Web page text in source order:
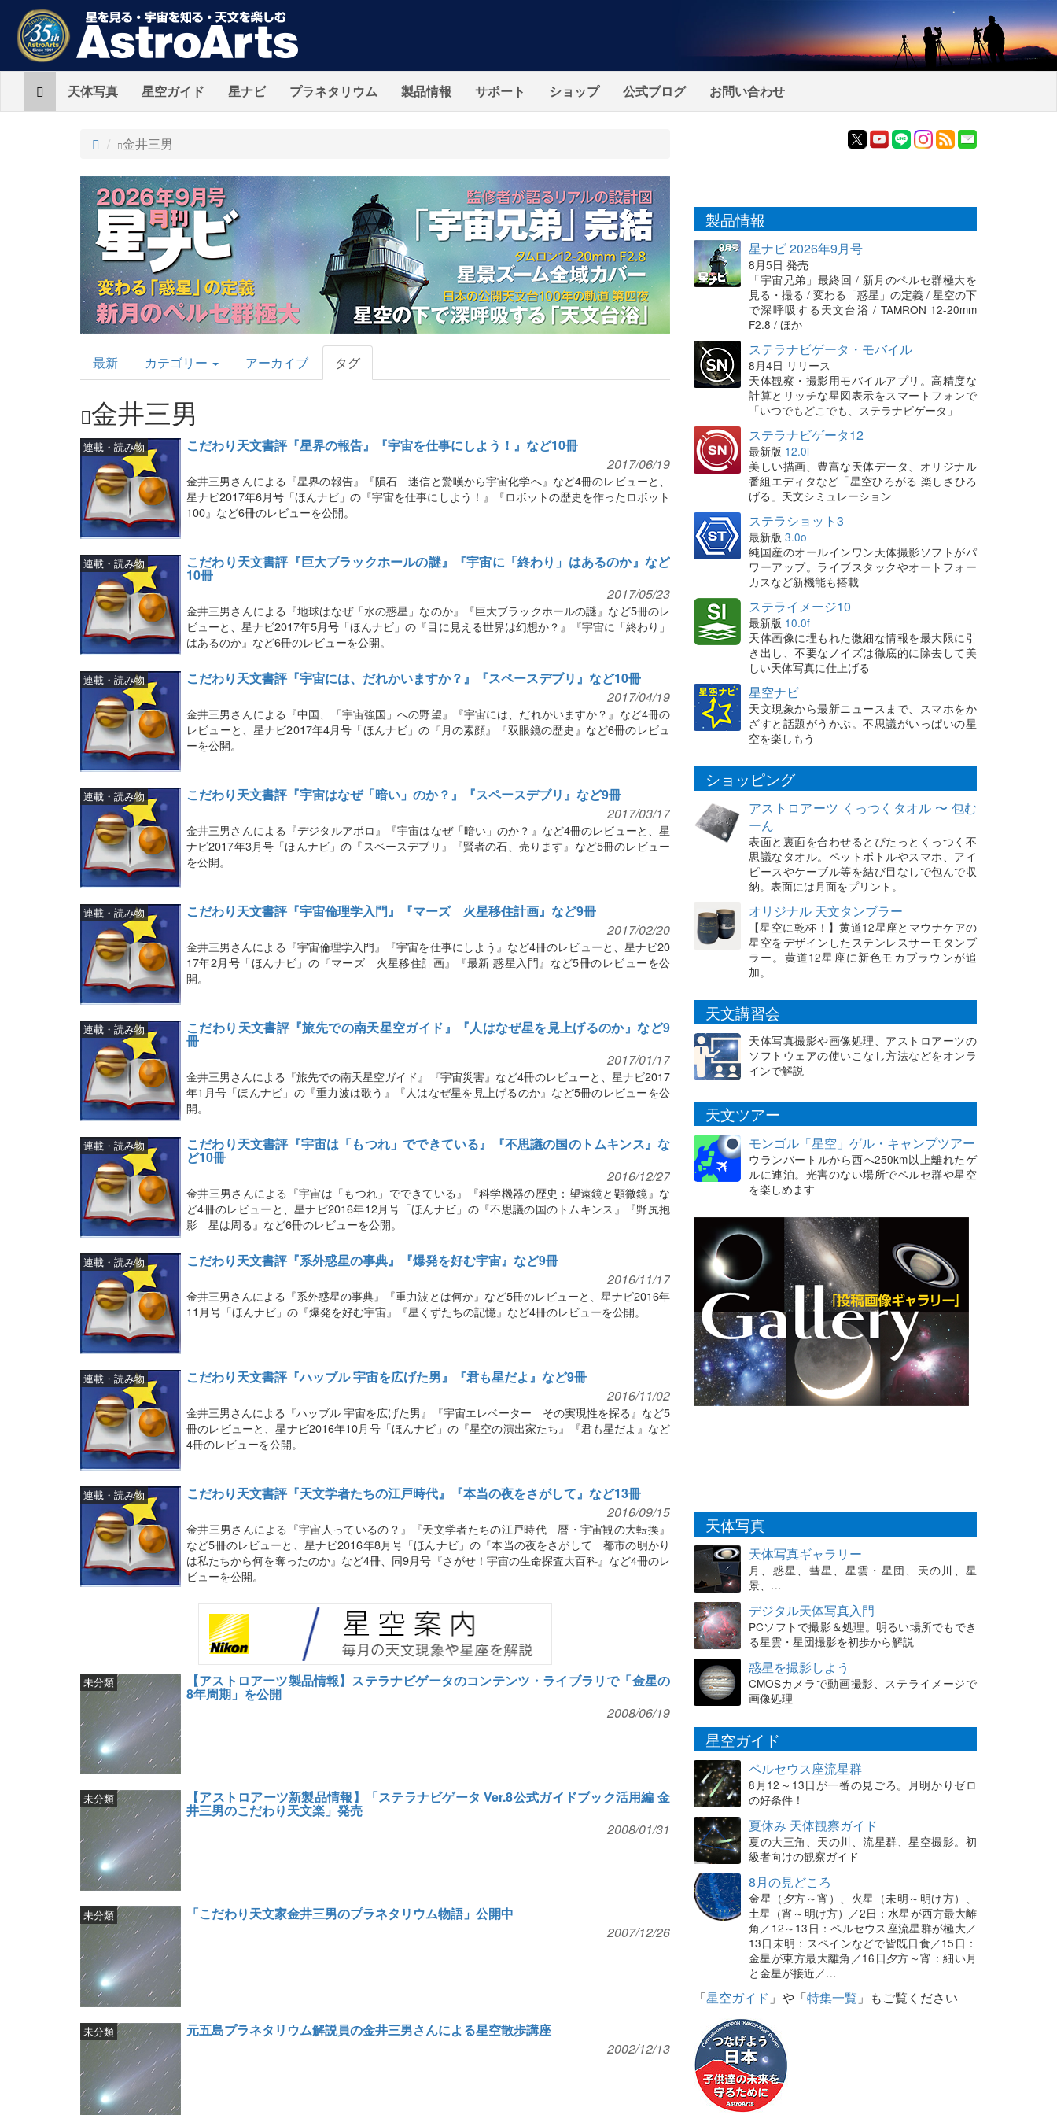
Home天体写真 星空ガイド 星ナビ プラネタリウム 製品情報 サポート ショップ 公式ブログ お問い合わせ
ト
プ
金井三男
AstroArts
Topics
最新 カテゴリー アーカイブ タグ
金井三男
こだわり天文書評『星界の報告』『宇宙を仕事にしよう！』など10冊
連載・読み物
2017/06/19
金井三男さんによる『星界の報告』『隕石 迷信と驚嘆から宇宙化学へ』など4冊のレビューと、
星ナビ2017年6月号「ほんナビ」の『宇宙を仕事にしよう！』『ロボットの歴史を作ったロボット
100』など6冊のレビューを公開。
こだわり天文書評『巨大ブラックホールの謎』『宇宙に「終わり」はあるのか』など
10冊
連載・読み物
2017/05/23
金井三男さんによる『地球はなぜ「水の惑星」なのか』『巨大ブラックホールの謎』など5冊のレ
ビューと、星ナビ2017年5月号「ほんナビ」の『目に見える世界は幻想か？』『宇宙に「終わり」
はあるのか』など6冊のレビューを公開。
こだわり天文書評『宇宙には、だれかいますか？』『スペースデブリ』など10冊
連載・読み物
2017/04/19
金井三男さんによる『中国、「宇宙強国」への野望』『宇宙には、だれかいますか？』など4冊の
レビューと、星ナビ2017年4月号「ほんナビ」の『月の素顔』『双眼鏡の歴史』など6冊のレビュ
ーを公開。
こだわり天文書評『宇宙はなぜ「暗い」のか？』『スペースデブリ』など9冊
連載・読み物
2017/03/17
金井三男さんによる『デジタルアポロ』『宇宙はなぜ「暗い」のか？』など4冊のレビューと、星
ナビ2017年3月号「ほんナビ」の『スペースデブリ』『賢者の石、売ります』など5冊のレビュー
を公開。
こだわり天文書評『宇宙倫理学入門』『マーズ 火星移住計画』など9冊
連載・読み物
2017/02/20
金井三男さんによる『宇宙倫理学入門』『宇宙を仕事にしよう』など4冊のレビューと、星ナビ20
17年2月号「ほんナビ」の『マーズ 火星移住計画』『最新 惑星入門』など5冊のレビューを公
開。
こだわり天文書評『旅先での南天星空ガイド』『人はなぜ星を見上げるのか』など9
冊
連載・読み物
2017/01/17
金井三男さんによる『旅先での南天星空ガイド』『宇宙災害』など4冊のレビューと、星ナビ2017
年1月号「ほんナビ」の『重力波は歌う』『人はなぜ星を見上げるのか』など5冊のレビューを公
開。
こだわり天文書評『宇宙は「もつれ」でできている』『不思議の国のトムキンス』な
ど10冊
連載・読み物
2016/12/27
金井三男さんによる『宇宙は「もつれ」でできている』『科学機器の歴史：望遠鏡と顕微鏡』な
ど4冊のレビューと、星ナビ2016年12月号「ほんナビ」の『不思議の国のトムキンス』『野尻抱
影 星は周る』など6冊のレビューを公開。
こだわり天文書評『系外惑星の事典』『爆発を好む宇宙』など9冊
連載・読み物
2016/11/17
金井三男さんによる『系外惑星の事典』『重力波とは何か』など5冊のレビューと、星ナビ2016年
11月号「ほんナビ」の『爆発を好む宇宙』『星くずたちの記憶』など4冊のレビューを公開。
こだわり天文書評『ハッブル 宇宙を広げた男』『君も星だよ』など9冊
連載・読み物
2016/11/02
金井三男さんによる『ハッブル 宇宙を広げた男』『宇宙エレベーター その実現性を探る』など5
冊のレビューと、星ナビ2016年10月号「ほんナビ」の『星空の演出家たち』『君も星だよ』など
4冊のレビューを公開。
こだわり天文書評『天文学者たちの江戸時代』『本当の夜をさがして』など13冊
連載・読み物
2016/09/15
金井三男さんによる『宇宙人っているの？』『天文学者たちの江戸時代 暦・宇宙観の大転換』
など5冊のレビューと、星ナビ2016年8月号「ほんナビ」の『本当の夜をさがして 都市の明かり
は私たちから何を奪ったのか』など4冊、同9月号『さがせ！宇宙の生命探査大百科』など4冊のレ
ビューを公開。
【アストロアーツ製品情報】ステラナビゲータのコンテンツ・ライブラリで「金星の
8年周期」を公開
未分類
2008/06/19
【アストロアーツ新製品情報】「ステラナビゲータ Ver.8公式ガイドブック活用編 金
井三男のこだわり天文楽」発売
未分類
2008/01/31
「こだわり天文家金井三男のプラネタリウム物語」公開中
未分類
2007/12/26
元五島プラネタリウム解説員の金井三男さんによる星空散歩講座
未分類
2002/12/13
製品情報
星ナビ 2026年9月号
8月5日 発売
「宇宙兄弟」最終回 / 新月のペルセ群極大を
見る・撮る / 変わる「惑星」の定義 / 星空の下
で深呼吸する天文台浴 / TAMRON 12-20mm
F2.8 / ほか
ステラナビゲータ・モバイル
8月4日 リリース
天体観察・撮影用モバイルアプリ。高精度な
計算とリッチな星図表示をスマートフォンで
「いつでもどこでも、ステラナビゲータ」
ステラナビゲータ12
最新版 12.0i
美しい描画、豊富な天体データ、オリジナル
番組エディタなど「星空ひろがる 楽しさひろ
げる」天文シミュレーション
ステラショット3
最新版 3.0o
純国産のオールインワン天体撮影ソフトがパ
ワーアップ。ライブスタックやオートフォー
カスなど新機能も搭載
ステライメージ10
最新版 10.0f
天体画像に埋もれた微細な情報を最大限に引
き出し、不要なノイズは徹底的に除去して美
しい天体写真に仕上げる
星空ナビ
天文現象から最新ニュースまで、スマホをか
ざすと話題がうかぶ。不思議がいっぱいの星
空を楽しもう
ショッピング
アストロアーツ くっつくタオル 〜 包む
ーん
表面と裏面を合わせるとぴたっとくっつく不
思議なタオル。ペットボトルやスマホ、アイ
ピースやケーブル等を結び目なしで包んで収
納。表面には月面をプリント。
オリジナル 天文タンブラー
【星空に乾杯！】黄道12星座とマウナケアの
星空をデザインしたステンレスサーモタンブ
ラー。黄道12星座に新色モカブラウンが追
加。
天文講習会
天体写真撮影や画像処理、アストロアーツの
ソフトウェアの使いこなし方法などをオンラ
インで解説
天文ツアー
モンゴル「星空」ゲル・キャンプツアー
ウランバートルから西へ250km以上離れたゲ
ルに連泊。光害のない場所でペルセ群や星空
を楽しめます
天体写真
天体写真ギャラリー
月、惑星、彗星、星雲・星団、天の川、星
景、…
デジタル天体写真入門
PCソフトで撮影＆処理。明るい場所でもでき
る星雲・星団撮影を初歩から解説
惑星を撮影しよう
CMOSカメラで動画撮影、ステライメージで
画像処理
星空ガイド
ペルセウス座流星群
8月12～13日が一番の見ごろ。月明かりゼロ
の好条件！
夏休み 天体観察ガイド
夏の大三角、天の川、流星群、星空撮影。初
級者向けの観察ガイド
8月の見どころ
金星（夕方～宵）、火星（未明～明け方）、
土星（宵～明け方）／2日：水星が西方最大離
角／12～13日：ペルセウス座流星群が極大／
13日未明：スペインなどで皆既日食／15日：
金星が東方最大離角／16日夕方～宵：細い月
と金星が接近／…
「星空ガイド 」や「特集一覧 」もご覧ください